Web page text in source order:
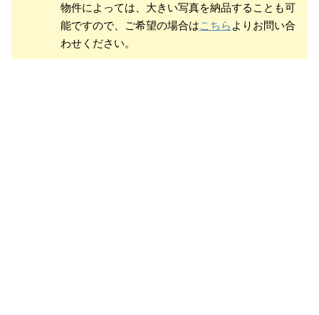
物件によっては、大きい写真を納品することも可
能ですので、ご希望の場合はこちら よりお問い合
わせください。